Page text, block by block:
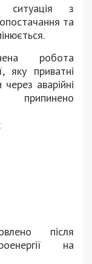
ситуація з
та
робота
яку приватні
аварійні
після
на